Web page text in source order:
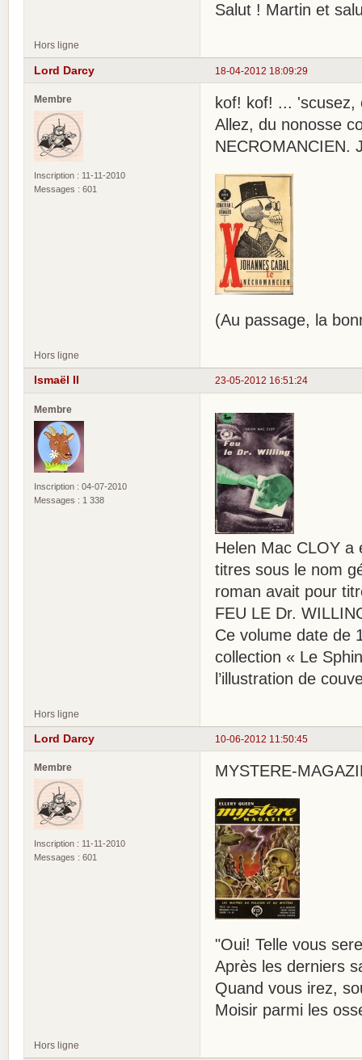
Salut ! Martin et
Hors ligne
18-04-2012 18:09:29
Lord Darcy
Membre
Inscription : 11-11-2010
Messages : 601
kof! kof! ... 'scusez,
Allez, du nonosse
NECROMANCIEN.
(Au passage, la
Hors ligne
23-05-2012 16:51:24
Ismaël II
Membre
Inscription : 04-07-2010
Messages : 1 338
Helen Mac CLOY a
titres sous le nom
roman avait pour
FEU LE Dr.
Ce volume date de
collection « Le
l’illustration de
Hors ligne
10-06-2012 11:50:45
Lord Darcy
Membre
Inscription : 11-11-2010
Messages : 601
MYSTERE-
"Oui! Telle vous
Après les derniers
Quand vous irez,
Moisir parmi les
Hors ligne